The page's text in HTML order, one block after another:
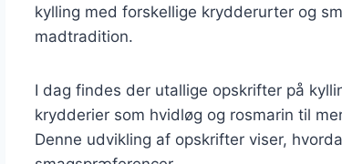
kylling med forskellige krydderurter og
madtradition.
I dag findes der utallige opskrifter på
krydderier som hvidløg og rosmarin til
Denne udvikling af opskrifter viser,